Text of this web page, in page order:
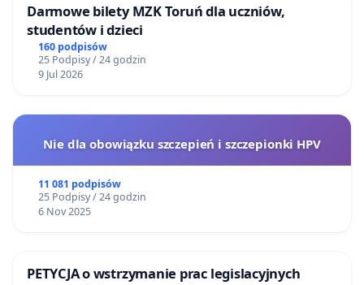
Darmowe bilety MZK Toruń dla uczniów,
studentów i dzieci
160 podpisów
25 Podpisy / 24 godzin
9 Jul 2026
Nie dla obowiązku szczepień i szczepionki HPV
11 081 podpisów
25 Podpisy / 24 godzin
6 Nov 2025
PETYCJA o wstrzymanie prac legislacyjnych